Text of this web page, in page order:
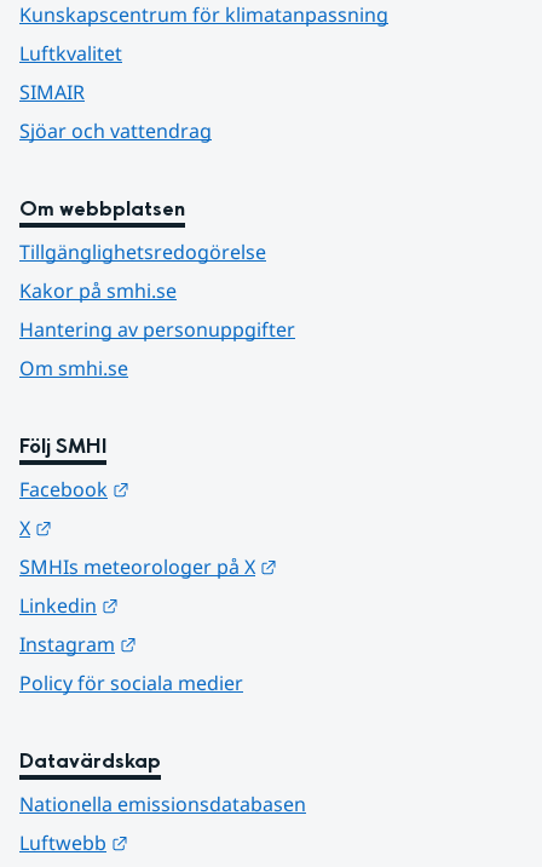
Kunskapscentrum för klimatanpassning
Luftkvalitet
SIMAIR
Sjöar och vattendrag
Om webbplatsen
Tillgänglighetsredogörelse
Kakor på smhi.se
Hantering av personuppgifter
Om smhi.se
Följ SMHI
Facebook
X
SMHIs meteorologer på X
Linkedin
Instagram
Policy för sociala medier
Datavärdskap
Nationella emissionsdatabasen
Luftwebb